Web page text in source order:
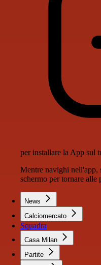
per installare la App sul
Mentre navighi nell'app,
schermo per tornare alle
News
Calciomercato
Squadra
Casa Milan
Partite